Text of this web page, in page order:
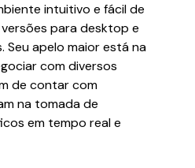
intuitivo e fácil de
para desktop e
Seu apelo maior está na
com diversos
de contar com
na tomada de
em tempo real e